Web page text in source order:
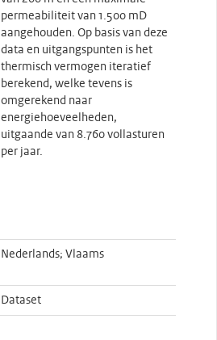
permeabiliteit van 1.500 mD
aangehouden. Op basis van deze
data en uitgangspunten is het
thermisch vermogen iteratief
berekend, welke tevens is
omgerekend naar
energiehoeveelheden,
uitgaande van 8.760 vollasturen
per jaar.
Nederlands; Vlaams
Dataset